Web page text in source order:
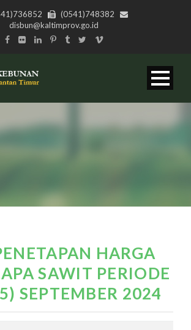
(0541)748382
disbun@kaltimprov.go.id
HARGA
SAWIT PERIODE
SEPTEMBER 2024